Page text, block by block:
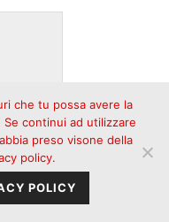
che tu possa avere la
continui ad utilizzare
preso visone della
policy.
POLICY